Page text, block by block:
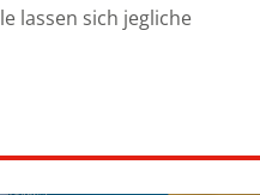
lassen sich jegliche